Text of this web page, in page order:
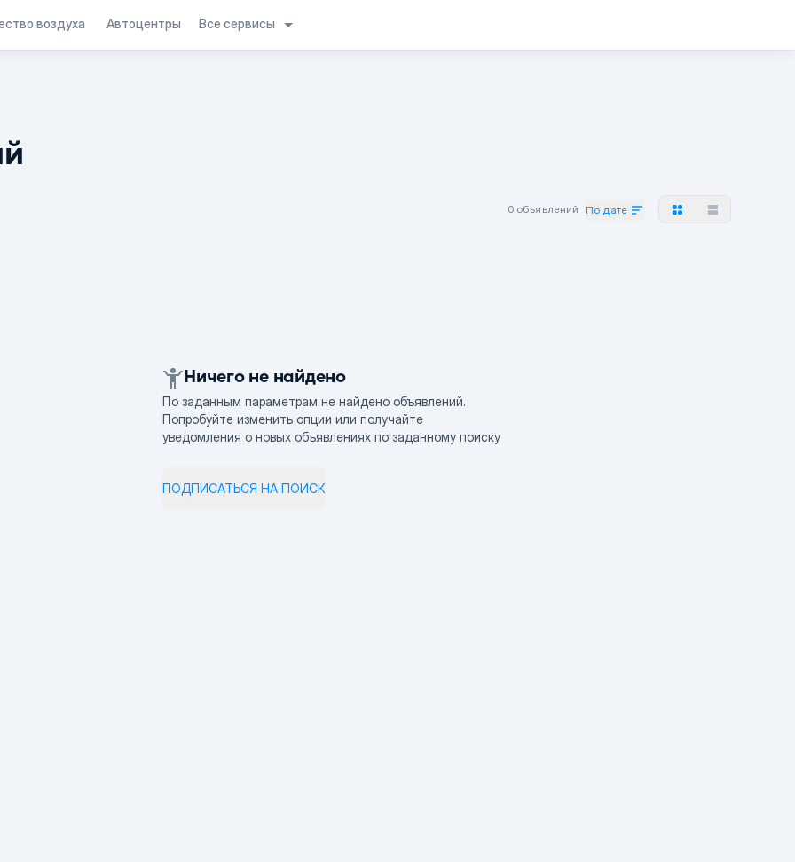
воздуха Автоцентры Все сервисы
0 объявлений По дате
Ничего не найдено
По заданным параметрам не найдено объявлений.
Попробуйте изменить опции или получайте
уведомления о новых объявлениях по заданному поиску
ПОДПИСАТЬСЯ НА ПОИСК